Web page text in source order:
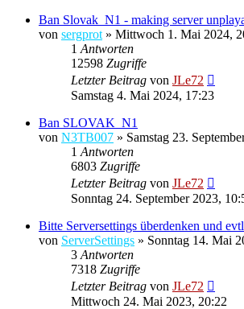
Ban Slovak_N1 - making server
von sergprot » Mittwoch 1. Mai 2024,
1 Antworten
12598 Zugriffe
Letzter Beitrag von JLe72
Samstag 4. Mai 2024, 17:23
Ban SLOVAK_N1
von N3TB007 » Samstag 23.
1 Antworten
6803 Zugriffe
Letzter Beitrag von JLe72
Sonntag 24. September 2023,
Bitte Serversettings überdenken und
von ServerSettings » Sonntag 14. Mai
3 Antworten
7318 Zugriffe
Letzter Beitrag von JLe72
Mittwoch 24. Mai 2023, 20:22